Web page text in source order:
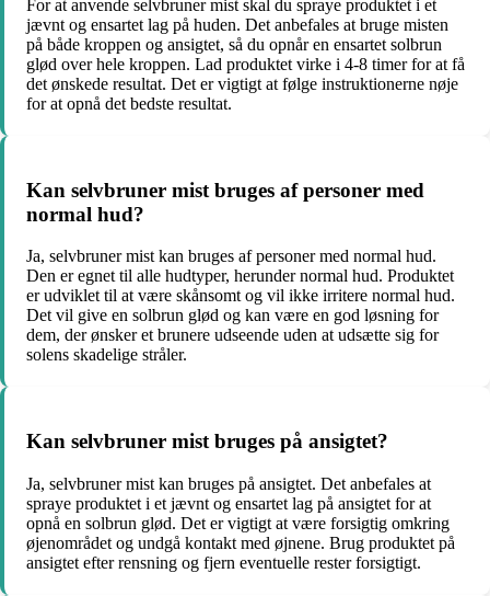
For at anvende selvbruner mist skal du spraye produktet i et
jævnt og ensartet lag på huden. Det anbefales at bruge misten
på både kroppen og ansigtet, så du opnår en ensartet solbrun
glød over hele kroppen. Lad produktet virke i 4-8 timer for at få
det ønskede resultat. Det er vigtigt at følge instruktionerne nøje
for at opnå det bedste resultat.
Kan selvbruner mist bruges af personer med
normal hud?
Ja, selvbruner mist kan bruges af personer med normal hud.
Den er egnet til alle hudtyper, herunder normal hud. Produktet
er udviklet til at være skånsomt og vil ikke irritere normal hud.
Det vil give en solbrun glød og kan være en god løsning for
dem, der ønsker et brunere udseende uden at udsætte sig for
solens skadelige stråler.
Kan selvbruner mist bruges på ansigtet?
Ja, selvbruner mist kan bruges på ansigtet. Det anbefales at
spraye produktet i et jævnt og ensartet lag på ansigtet for at
opnå en solbrun glød. Det er vigtigt at være forsigtig omkring
øjenområdet og undgå kontakt med øjnene. Brug produktet på
ansigtet efter rensning og fjern eventuelle rester forsigtigt.